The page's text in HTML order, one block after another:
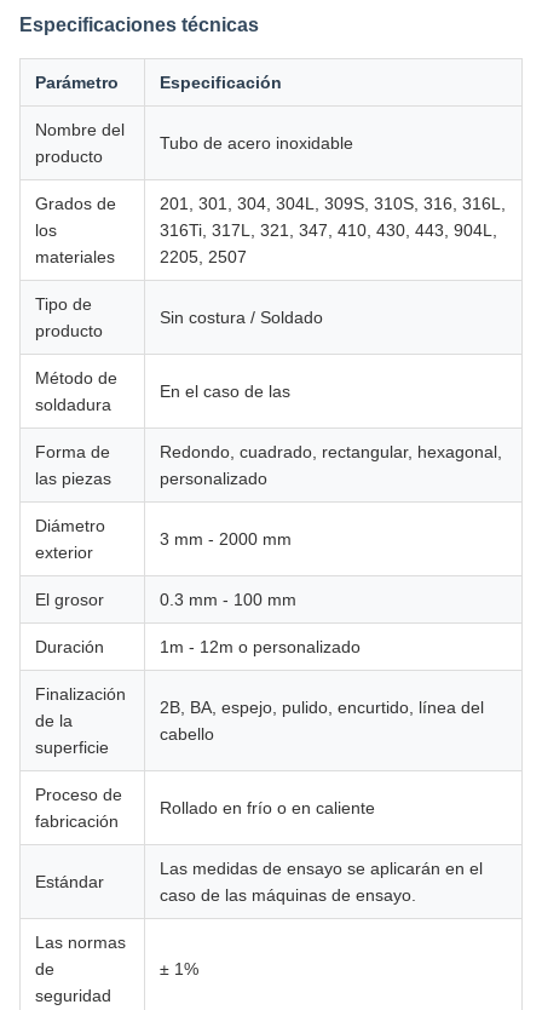
Especificaciones técnicas
Parámetro Especificación
Nombre del
producto
Tubo de acero inoxidable
Grados de
los
materiales
201, 301, 304, 304L, 309S, 310S, 316, 316L,
316Ti, 317L, 321, 347, 410, 430, 443, 904L,
2205, 2507
Tipo de
producto
Sin costura / Soldado
Método de
soldadura
En el caso de las
Forma de
las piezas
Redondo, cuadrado, rectangular, hexagonal,
personalizado
Diámetro
exterior
3 mm - 2000 mm
El grosor 0.3 mm - 100 mm
Duración 1m - 12m o personalizado
Finalización
de la
superficie
2B, BA, espejo, pulido, encurtido, línea del
cabello
Proceso de
fabricación
Rollado en frío o en caliente
Estándar
Las medidas de ensayo se aplicarán en el
caso de las máquinas de ensayo.
Las normas
de
seguridad
± 1%